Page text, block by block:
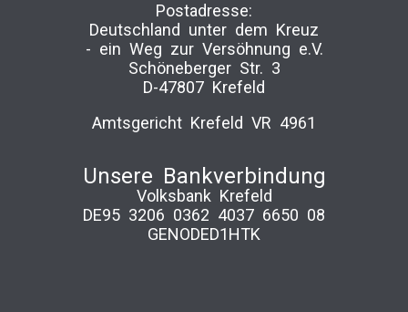
Postadresse:
Deutschland unter dem Kreuz
-­ ein Weg zur Versöhnung e.V.
Schöneberger Str. 3
D-47807 Krefeld
Amtsgericht Krefeld VR 4961
Unsere Bankverbindung
Volksbank Krefeld
DE95 3206 0362 4037 6650 08
GENODED1HTK